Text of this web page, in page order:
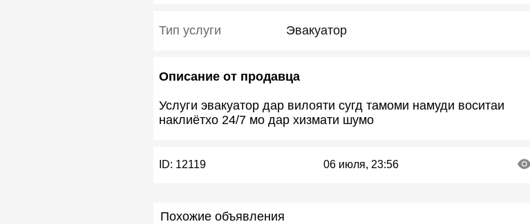
Тип услуги Эвакуатор
Описание от продавца
Услуги эвакуатор дар вилояти сугд тамоми намуди воситаи
наклиëтхо 24/7 мо дар хизмати шумо
ID: 12119 06 июля, 23:56
Похожие объявления